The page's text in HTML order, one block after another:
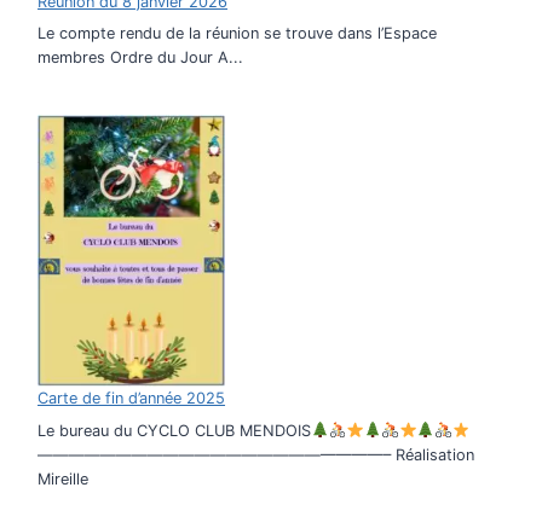
Le compte rendu de la réunion se trouve dans l’Espace
membres Ordre du Jour A...
Carte de fin d’année 2025
Le bureau du CYCLO CLUB MENDOIS
——————————————————————– Réalisation
Mireille